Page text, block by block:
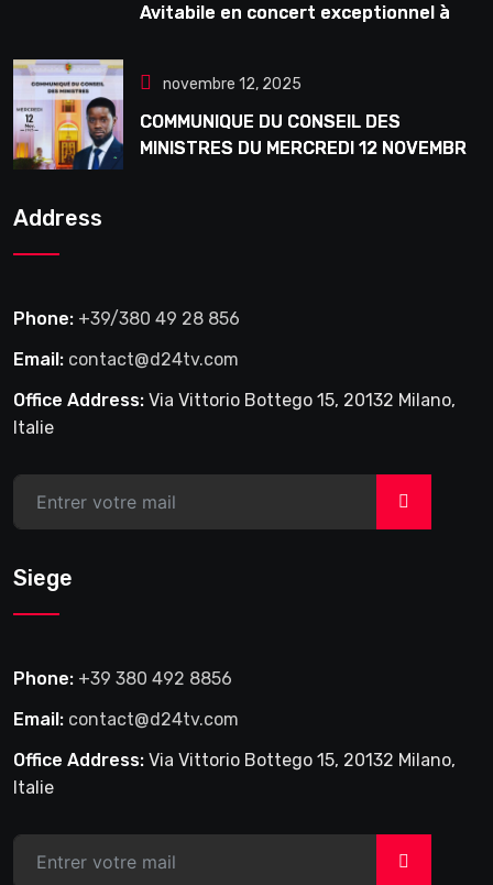
Avitabile en concert exceptionnel à
novembre 12, 2025
COMMUNIQUE DU CONSEIL DES
MINISTRES DU MERCREDI 12 NOVEMBRE
Address
Phone: +39/380 49 28 856
Email: contact@d24tv.com
Office Address: Via Vittorio Bottego 15, 20132 Milano,
Italie
>
Siege
Phone: +39 380 492 8856
Email: contact@d24tv.com
Office Address: Via Vittorio Bottego 15, 20132 Milano,
Italie
>